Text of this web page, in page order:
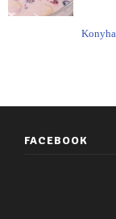
Konyha
FACEBOOK